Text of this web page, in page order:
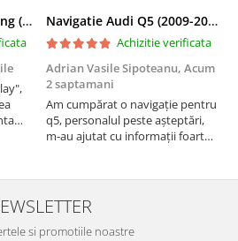
Navigatie 2K Dacia Spring (2021- Prezent), Android, S-Quadcore / 4GB RAM + 64GB ROM, 9.5 Inch - AD-BGS90042K+AD-BGRKIT366V4s Navigatie Audi Q5 (2009-2017), Linux OS & OEM, MMI 3G, CarPlay & Android Auto Wireless, MirrorLink, Camera AHD, 12.3 Inch - AD-BGAALNXH+AD-BGRKITQ5002
Achizitie verificata
Adrian Vasile Sipoteanu, Acum
2 saptamani
Am cumpărat o navigație pentru
q5, personalul peste așteptări,
m-au ajutat cu informații foarte
serviabili, livrare rapidă, suport
tehnic, totul impecabil, o să revin
la ei și pentru vi...
si promotiile noastre